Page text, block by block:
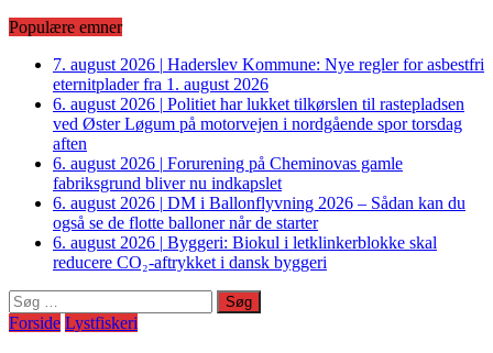
Populære emner
7. august 2026 | Haderslev Kommune: Nye regler for asbestfri
eternitplader fra 1. august 2026
6. august 2026 | Politiet har lukket tilkørslen til rastepladsen
ved Øster Løgum på motorvejen i nordgående spor torsdag
aften
6. august 2026 | Forurening på Cheminovas gamle
fabriksgrund bliver nu indkapslet
6. august 2026 | DM i Ballonflyvning 2026 – Sådan kan du
også se de flotte balloner når de starter
6. august 2026 | Byggeri: Biokul i letklinkerblokke skal
reducere CO₂-aftrykket i dansk byggeri
Søg
efter:
Forside Lystfiskeri